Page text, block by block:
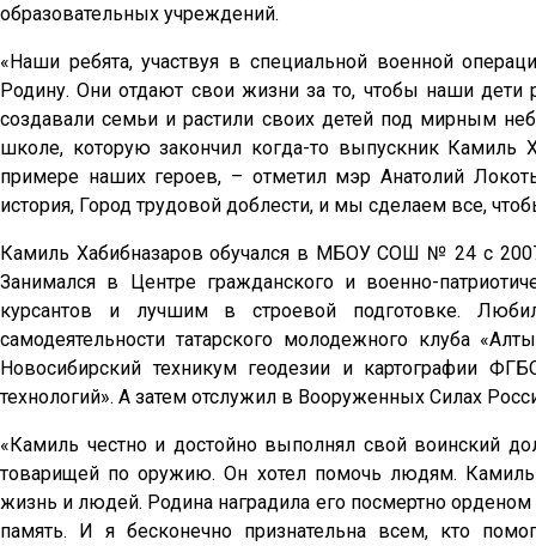
образовательных учреждений.
«Наши ребята, участвуя в специальной военной
Родину. Они отдают свои жизни за то, чтобы наши дети
создавали семьи и растили своих детей под мирным
школе, которую закончил когда-то выпускник Камиль
примере наших героев, – отметил мэр Анатолий
история, Город трудовой доблести, и мы сделаем все,
Камиль Хабибназаров обучался в МБОУ СОШ № 24 с
Занимался в Центре гражданского и военно-
курсантов и лучшим в строевой подготовке.
самодеятельности татарского молодежного клуба
Новосибирский техникум геодезии и картографии
технологий». А затем отслужил в Вооруженных Силах
«Камиль честно и достойно выполнял свой воинский
товарищей по оружию. Он хотел помочь людям.
жизнь и людей. Родина наградила его посмертно
память. И я бесконечно признательна всем, кто